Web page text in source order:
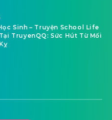
Sinh – Truyện School Life
TruyenQQ: Sức Hút Từ Mối